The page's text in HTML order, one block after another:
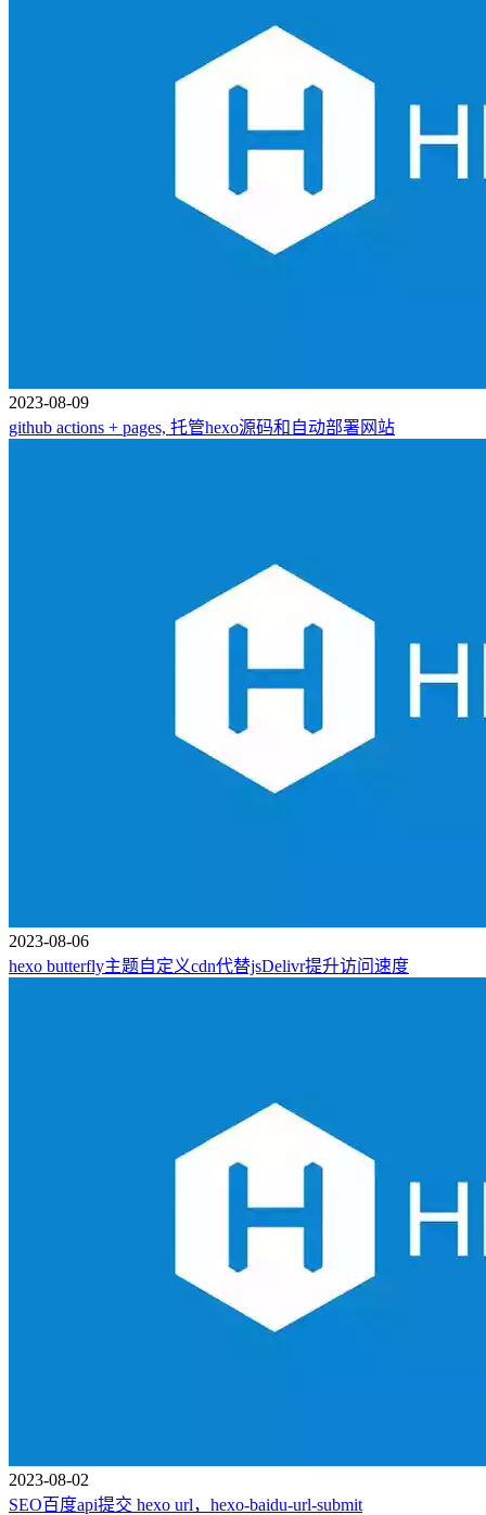
2023-08-09
github actions + pages, 托管hexo源码和自动部署网站
2023-08-06
hexo butterfly主题自定义cdn代替jsDelivr提升访问速度
2023-08-02
SEO百度api提交 hexo url，hexo-baidu-url-submit